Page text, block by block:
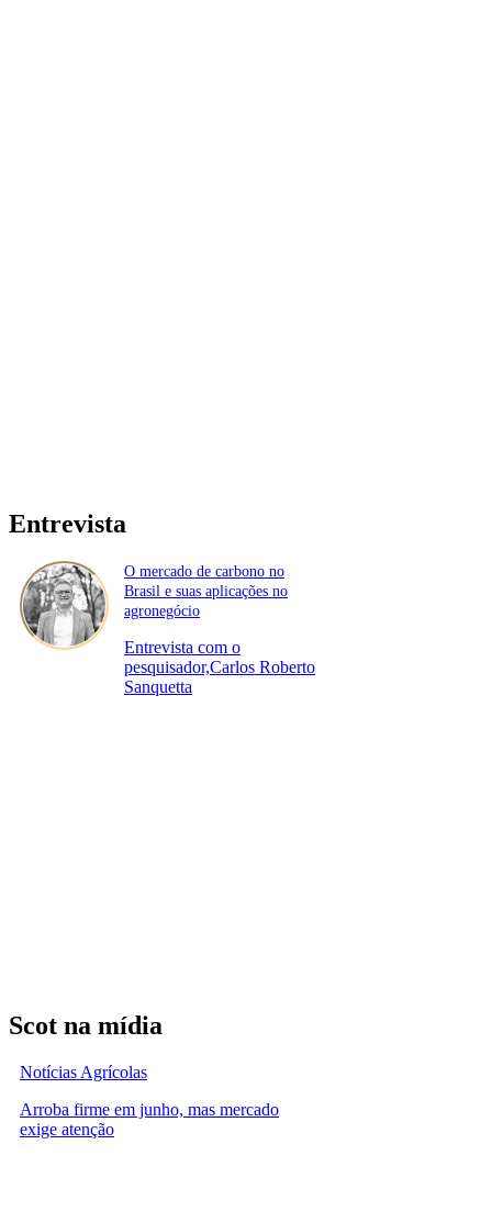
Entrevista
O mercado de carbono no
Brasil e suas aplicações no
agronegócio
Entrevista com o
pesquisador,Carlos Roberto
Sanquetta
Scot na mídia
Notícias Agrícolas
Arroba firme em junho, mas mercado
exige atenção